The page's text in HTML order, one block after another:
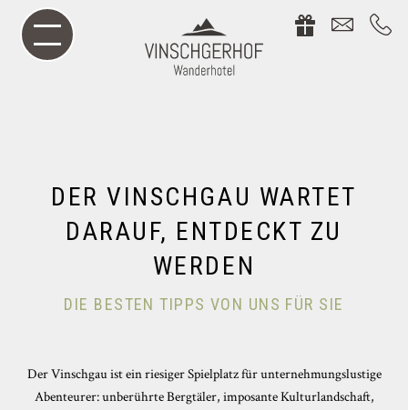
DER VINSCHGAU WARTET
DARAUF, ENTDECKT ZU
WERDEN
DIE BESTEN TIPPS VON UNS FÜR SIE
Der Vinschgau ist ein riesiger Spielplatz für unternehmungslustige
Abenteurer: unberührte Bergtäler, imposante Kulturlandschaft,